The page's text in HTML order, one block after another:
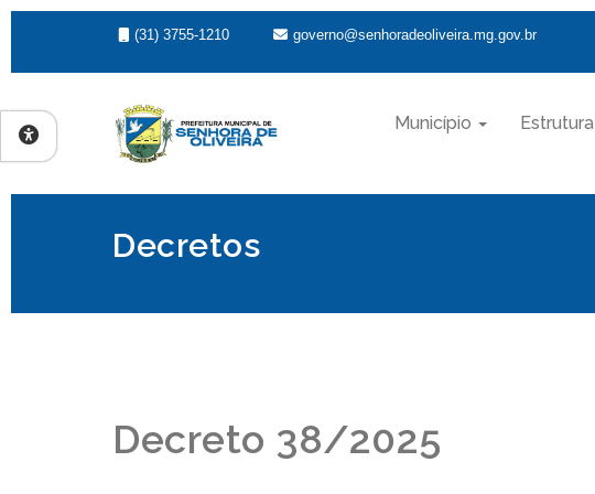
(31) 3755-1210 governo@senhoradeoliveira.mg.gov.br
Município Estrutura
Decretos
Decreto 38/2025